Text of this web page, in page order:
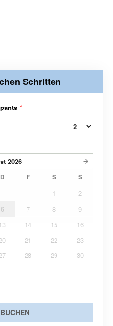
Schritten
*
2026
D F S S
1
2
6 7 8
9
13 14 15
16
21 22
23
28 29
30